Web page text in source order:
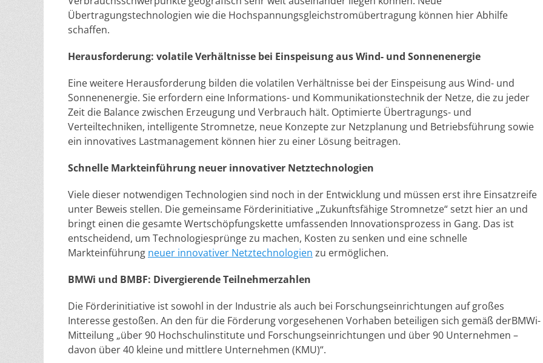
Übertragungstechnologien wie die Hochspannungsgleichstromübertragung können hier Abhilfe
schaffen.
Herausforderung: volatile Verhältnisse bei Einspeisung aus Wind- und Sonnenenergie
Eine weitere Herausforderung bilden die volatilen Verhältnisse bei der Einspeisung aus Wind- und
Sonnenenergie. Sie erfordern eine Informations- und Kommunikationstechnik der Netze, die zu jeder
Zeit die Balance zwischen Erzeugung und Verbrauch hält. Optimierte Übertragungs- und
Verteiltechniken, intelligente Stromnetze, neue Konzepte zur Netzplanung und Betriebsführung sowie
ein innovatives Lastmanagement können hier zu einer Lösung beitragen.
Schnelle Markteinführung neuer innovativer Netztechnologien
Viele dieser notwendigen Technologien sind noch in der Entwicklung und müssen erst ihre Einsatzreife
unter Beweis stellen. Die gemeinsame Förderinitiative „Zukunftsfähige Stromnetze“ setzt hier an und
bringt einen die gesamte Wertschöpfungskette umfassenden Innovationsprozess in Gang. Das ist
entscheidend, um Technologiesprünge zu machen, Kosten zu senken und eine schnelle
Markteinführung neuer innovativer Netztechnologien zu ermöglichen.
BMWi und BMBF: Divergierende Teilnehmerzahlen
Die Förderinitiative ist sowohl in der Industrie als auch bei Forschungseinrichtungen auf großes
Interesse gestoßen. An den für die Förderung vorgesehenen Vorhaben beteiligen sich gemäß derBMWi-
Mitteilung „über 90 Hochschulinstitute und Forschungseinrichtungen und über 90 Unternehmen –
davon über 40 kleine und mittlere Unternehmen (KMU)“.